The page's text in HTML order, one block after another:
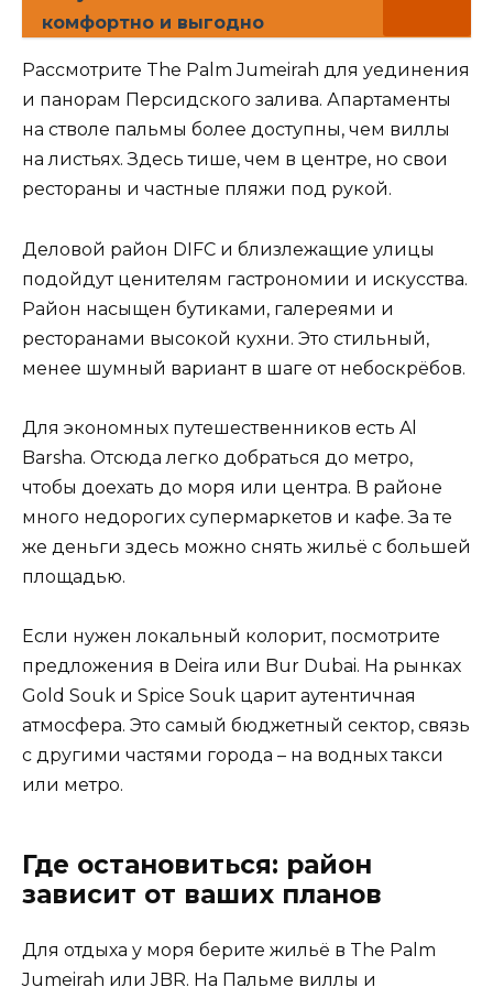
комфортно и выгодно
Рассмотрите The Palm Jumeirah для уединения
и панорам Персидского залива. Апартаменты
на стволе пальмы более доступны, чем виллы
на листьях. Здесь тише, чем в центре, но свои
рестораны и частные пляжи под рукой.
Деловой район DIFC и близлежащие улицы
подойдут ценителям гастрономии и искусства.
Район насыщен бутиками, галереями и
ресторанами высокой кухни. Это стильный,
менее шумный вариант в шаге от небоскрёбов.
Для экономных путешественников есть Al
Barsha. Отсюда легко добраться до метро,
чтобы доехать до моря или центра. В районе
много недорогих супермаркетов и кафе. За те
же деньги здесь можно снять жильё с большей
площадью.
Если нужен локальный колорит, посмотрите
предложения в Deira или Bur Dubai. На рынках
Gold Souk и Spice Souk царит аутентичная
атмосфера. Это самый бюджетный сектор, связь
с другими частями города – на водных такси
или метро.
Где остановиться: район
зависит от ваших планов
Для отдыха у моря берите жильё в The Palm
Jumeirah или JBR. На Пальме виллы и